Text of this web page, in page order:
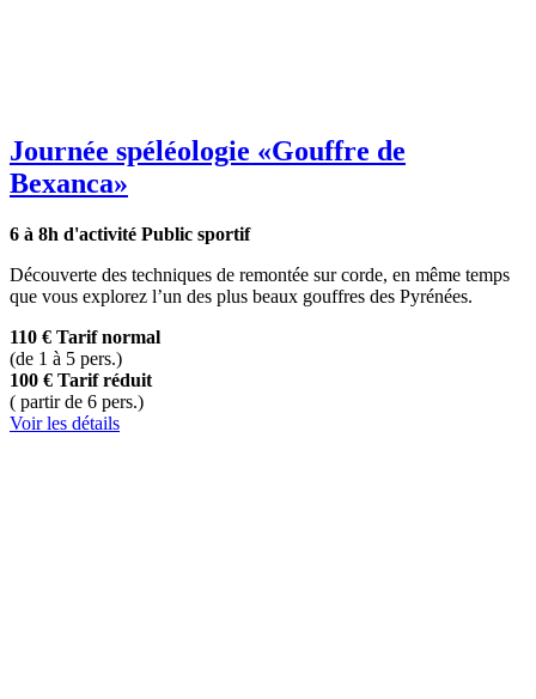
Journée spéléologie «Gouffre de
Bexanca»
6 à 8h d'activité Public sportif
Découverte des techniques de remontée sur corde, en même temps
que vous explorez l’un des plus beaux gouffres des Pyrénées.
110 € Tarif normal
(de 1 à 5 pers.)
100 € Tarif réduit
( partir de 6 pers.)
Voir les détails